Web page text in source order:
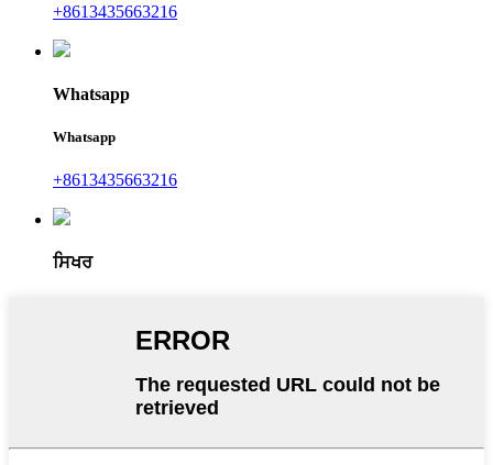
+8613435663216
Whatsapp
Whatsapp
+8613435663216
ਸਿਖਰ